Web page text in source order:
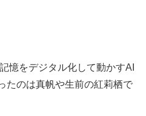
憶をデジタル化して動かすAI
たのは真帆や生前の紅莉栖で